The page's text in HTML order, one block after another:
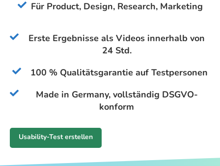
Für Product, Design, Research, Marketing
Erste Ergebnisse als Videos innerhalb von
24 Std.
100 % Qualitätsgarantie auf Testpersonen
Made in Germany, vollständig DSGVO-
konform
Usability-Test erstellen